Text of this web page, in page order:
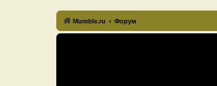
Mumble.ru Форум